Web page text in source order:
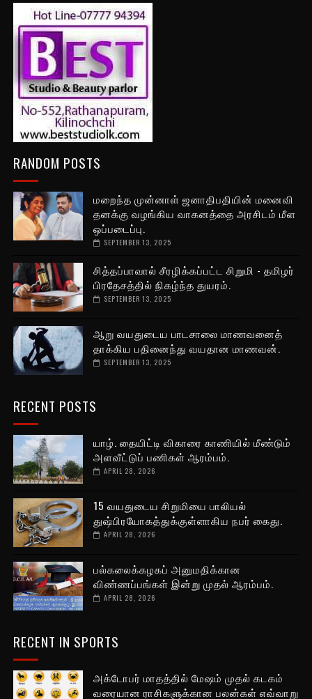
RANDOM POSTS
மறைந்த முன்னாள் ஜனாதிபதியின் மனைவி
தனக்கு வழங்கிய வாகனத்தை அரசிடம் மீள
ஒப்படைப்பு.
SEPTEMBER 13, 2025
சித்தப்பாவால் சீரழிக்கப்பட்ட சிறுமி - தமிழர்
பிரதேசத்தில் நிகழ்ந்த துயரம்.
SEPTEMBER 13, 2025
ஆறு வயதுடைய பாடசாலை மாணவனைத்
தாக்கிய பதினைந்து வயதான மாணவன்.
SEPTEMBER 13, 2025
RECENT POSTS
யாழ். தையிட்டி விகாரை காணியில் மீண்டும்
அளவீட்டுப் பணிகள் ஆரம்பம்.
APRIL 28, 2026
15 வயதுடைய சிறுமியை பாலியல்
துஷ்பிரயோகத்துக்குள்ளாகிய நபர் கைது.
APRIL 28, 2026
பல்கலைக்கழகப் அனுமதிக்கான
விண்ணப்பங்கள் இன்று முதல் ஆரம்பம்.
APRIL 28, 2026
RECENT IN SPORTS
அக்டோபர் மாதத்தில் மேஷம் முதல் கடகம்
வரையான ராசிகளுக்கான பலன்கள் எவ்வாறு